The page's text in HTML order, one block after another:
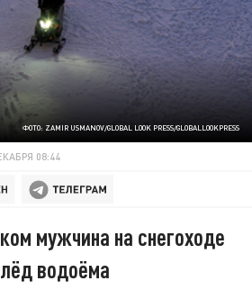
ФОТО: ZAMIR USMANOV/GLOBAL LOOK PRESS/GLOBALLOOKPRESS
08:44
мужчина на снегоходе
водоёма